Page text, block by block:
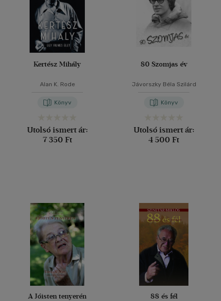
Kertész Mihály
Alan K. Rode
Könyv
Utolsó ismert ár:
7 350 Ft
80 Szomjas év
Jávorszky Béla Szilárd
Könyv
Utolsó ismert ár:
4 500 Ft
A Jóisten tenyerén 88 és fél